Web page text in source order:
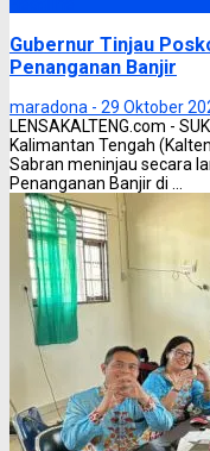
Gubernur Tinjau
Penanganan Banjir
maradona - 29 Oktober
LENSAKALTENG.com -
Kalimantan Tengah
Sabran meninjau secara
Penanganan Banjir di ...